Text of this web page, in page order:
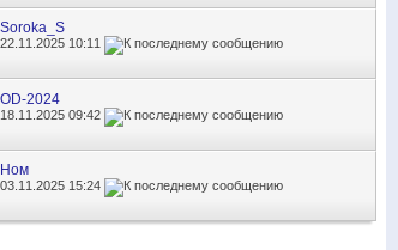
Soroka_S
22.11.2025 10:11
OD-2024
18.11.202509:42
Ном
03.11.2025 15:24